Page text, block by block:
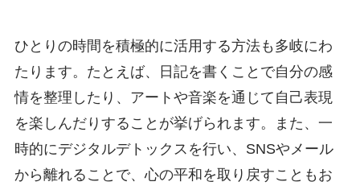
ひとりの時間を積極的に活用する方法も多岐にわ
たります。たとえば、日記を書くことで自分の感
情を整理したり、アートや音楽を通じて自己表現
を楽しんだりすることが挙げられます。また、一
時的にデジタルデトックスを行い、SNSやメール
から離れることで、心の平和を取り戻すこともお